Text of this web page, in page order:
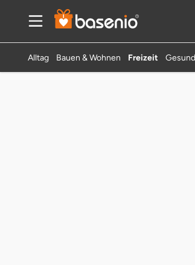
Alltag Bauen & Wohnen Freizeit